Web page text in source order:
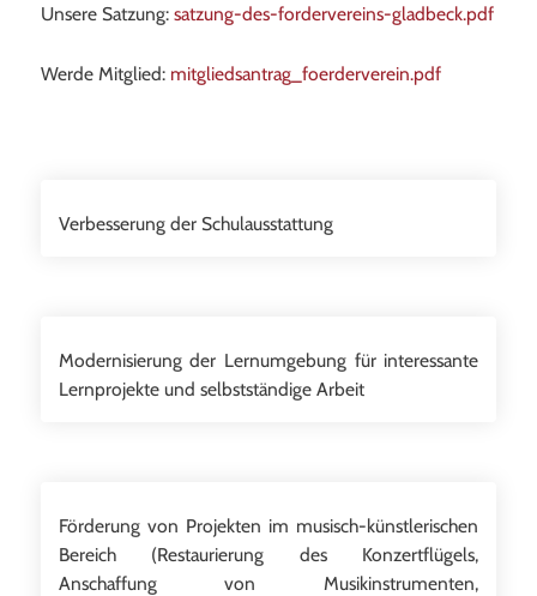
Unsere Satzung: satzung-des-fordervereins-gladbeck.pdf
Werde Mitglied: mitgliedsantrag_foerderverein.pdf
Verbesserung der Schulausstattung
Modernisierung der Lernumgebung für interessante
Lernprojekte und selbstständige Arbeit
Förderung von Projekten im musisch-künstlerischen
Bereich (Restaurierung des Konzertflügels,
Anschaffung von Musikinstrumenten,